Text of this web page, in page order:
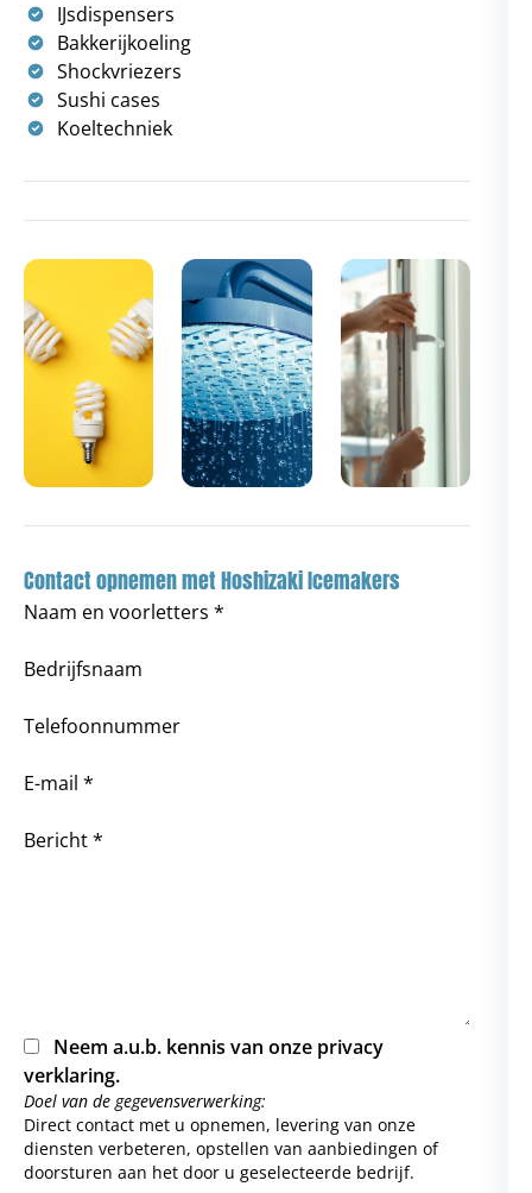
IJsdispensers
Bakkerijkoeling
Shockvriezers
Sushi cases
Koeltechniek
Contact opnemen met Hoshizaki Icemakers
Naam en voorletters *
Bedrijfsnaam
Telefoonnummer
E-mail *
Bericht *
Neem a.u.b. kennis van onze privacy
verklaring.
Doel van de gegevensverwerking:
Direct contact met u opnemen, levering van onze
diensten verbeteren, opstellen van aanbiedingen of
doorsturen aan het door u geselecteerde bedrijf.